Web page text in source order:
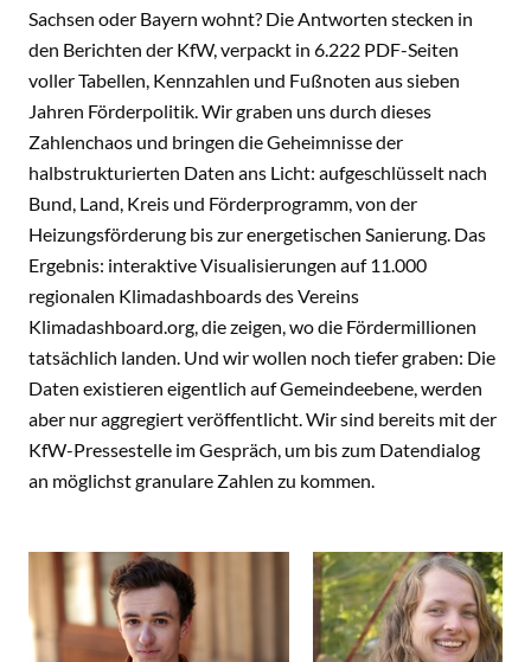
Sachsen oder Bayern wohnt? Die Antworten stecken in
den Berichten der KfW, verpackt in 6.222 PDF-Seiten
voller Tabellen, Kennzahlen und Fußnoten aus sieben
Jahren Förderpolitik. Wir graben uns durch dieses
Zahlenchaos und bringen die Geheimnisse der
halbstrukturierten Daten ans Licht: aufgeschlüsselt nach
Bund, Land, Kreis und Förderprogramm, von der
Heizungsförderung bis zur energetischen Sanierung. Das
Ergebnis: interaktive Visualisierungen auf 11.000
regionalen Klimadashboards des Vereins
Klimadashboard.org, die zeigen, wo die Fördermillionen
tatsächlich landen. Und wir wollen noch tiefer graben: Die
Daten existieren eigentlich auf Gemeindeebene, werden
aber nur aggregiert veröffentlicht. Wir sind bereits mit der
KfW-Pressestelle im Gespräch, um bis zum Datendialog
an möglichst granulare Zahlen zu kommen.